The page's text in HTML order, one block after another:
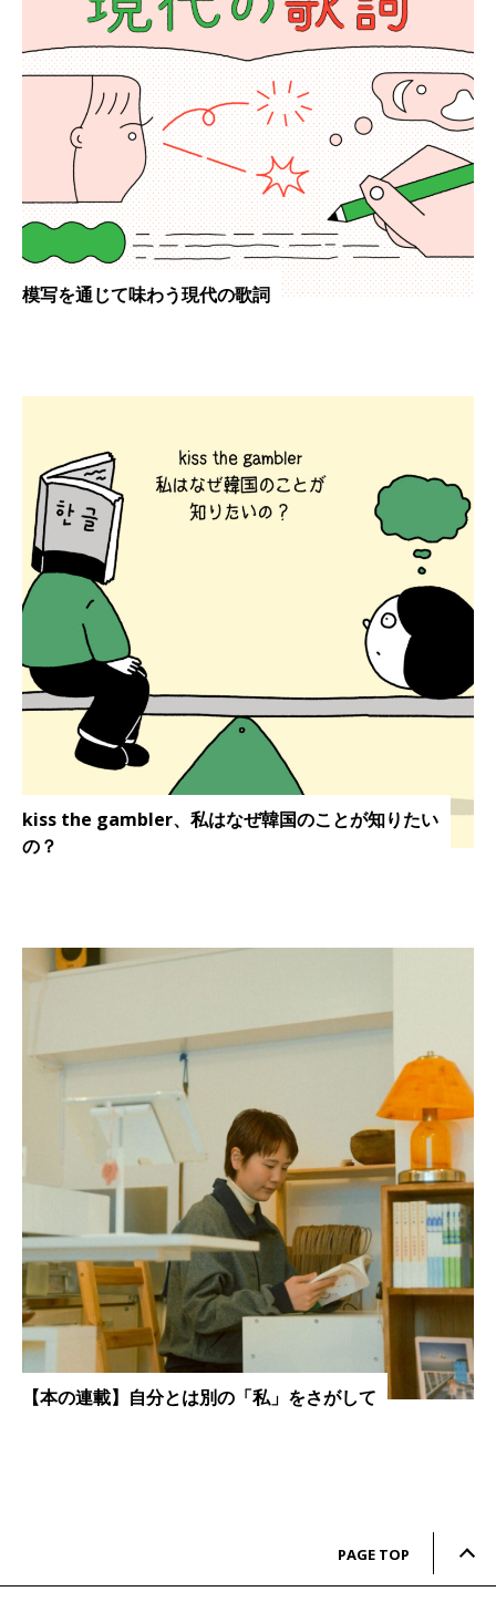
模写を通じて味わう現代の歌詞
kiss the gambler、私はなぜ韓国のことが知りたい
の？
【本の連載】自分とは別の「私」をさがして
PAGE TOP